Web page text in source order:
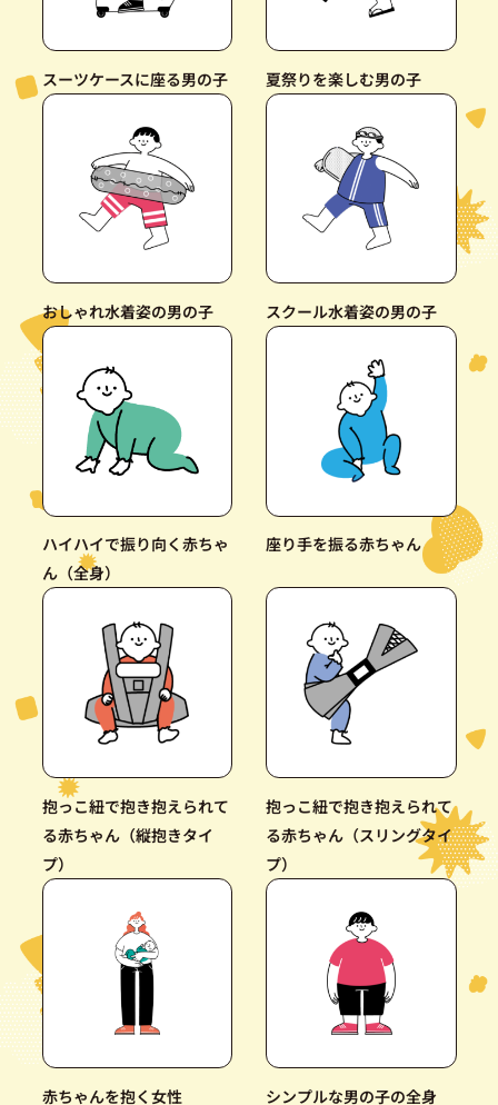
スーツケースに座る男の子 夏祭りを楽しむ男の子
おしゃれ水着姿の男の子 スクール水着姿の男の子
ハイハイで振り向く赤ちゃ
ん（全身）
座り手を振る赤ちゃん
抱っこ紐で抱き抱えられて
る赤ちゃん（縦抱きタイ
プ）
抱っこ紐で抱き抱えられて
る赤ちゃん（スリングタイ
プ）
赤ちゃんを抱く女性 シンプルな男の子の全身